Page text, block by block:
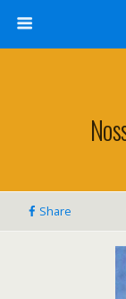
Share